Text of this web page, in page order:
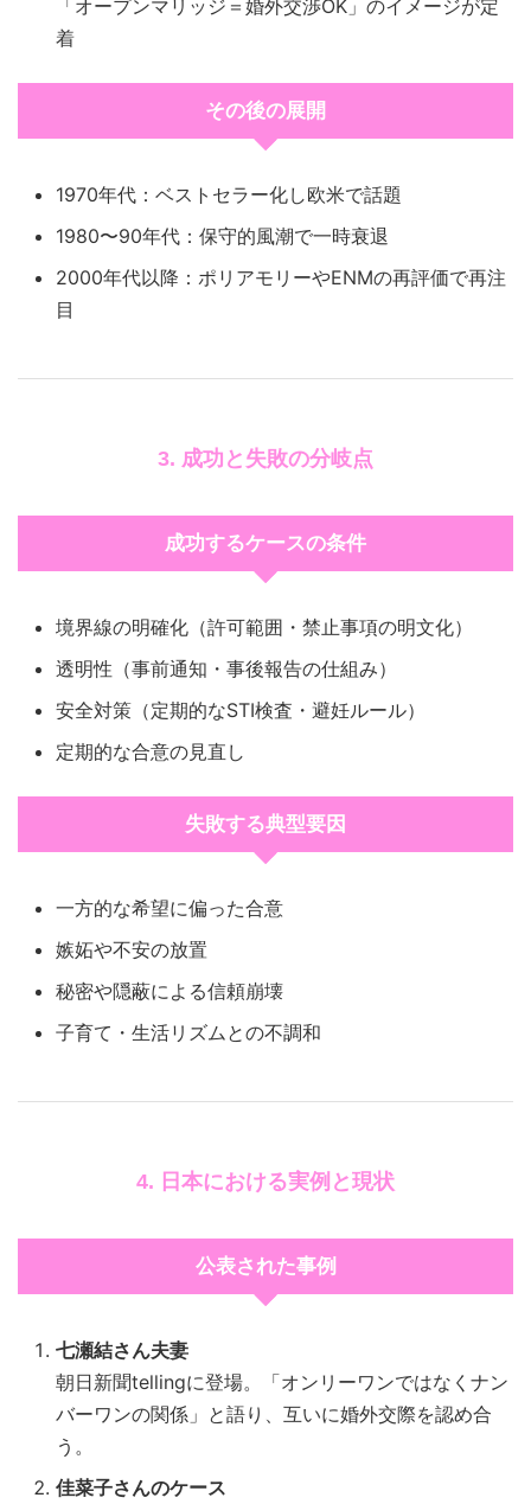
「オープンマリッジ＝婚外交渉OK」のイメージが定
着
その後の展開
1970年代：ベストセラー化し欧米で話題
1980〜90年代：保守的風潮で一時衰退
2000年代以降：ポリアモリーやENMの再評価で再注
目
3. 成功と失敗の分岐点
成功するケースの条件
境界線の明確化（許可範囲・禁止事項の明文化）
透明性（事前通知・事後報告の仕組み）
安全対策（定期的なSTI検査・避妊ルール）
定期的な合意の見直し
失敗する典型要因
一方的な希望に偏った合意
嫉妬や不安の放置
秘密や隠蔽による信頼崩壊
子育て・生活リズムとの不調和
4. 日本における実例と現状
公表された事例
七瀬結さん夫妻
朝日新聞tellingに登場。「オンリーワンではなくナン
バーワンの関係」と語り、互いに婚外交際を認め合
う。
佳菜子さんのケース